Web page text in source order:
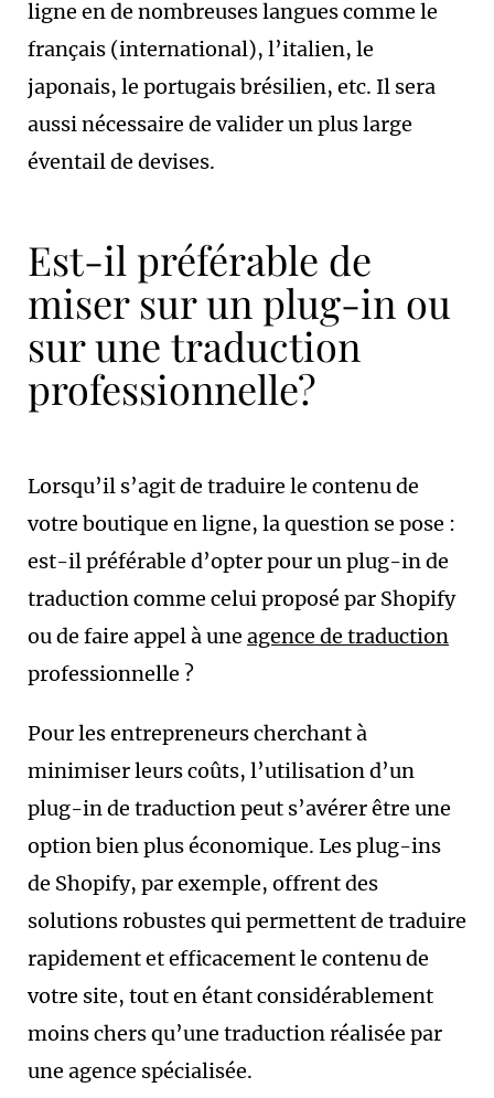
ligne en de nombreuses langues comme le
français (international), l’italien, le
japonais, le portugais brésilien, etc. Il sera
aussi nécessaire de valider un plus large
éventail de devises.
Est-il préférable de
miser sur un plug-in ou
sur une traduction
professionnelle?
Lorsqu’il s’agit de traduire le contenu de
votre boutique en ligne, la question se pose :
est-il préférable d’opter pour un plug-in de
traduction comme celui proposé par Shopify
ou de faire appel à une agence de traduction
professionnelle ?
Pour les entrepreneurs cherchant à
minimiser leurs coûts, l’utilisation d’un
plug-in de traduction peut s’avérer être une
option bien plus économique. Les plug-ins
de Shopify, par exemple, offrent des
solutions robustes qui permettent de traduire
rapidement et efficacement le contenu de
votre site, tout en étant considérablement
moins chers qu’une traduction réalisée par
une agence spécialisée.